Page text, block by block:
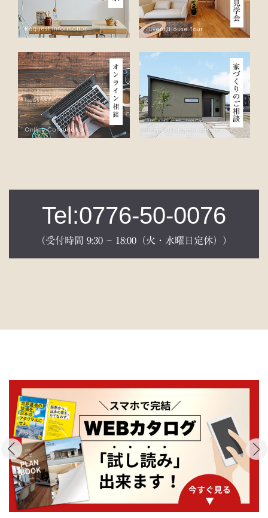
Tel:0776-50-0076
（受付時間 9:30 ~ 18:00（火・水曜日定休））